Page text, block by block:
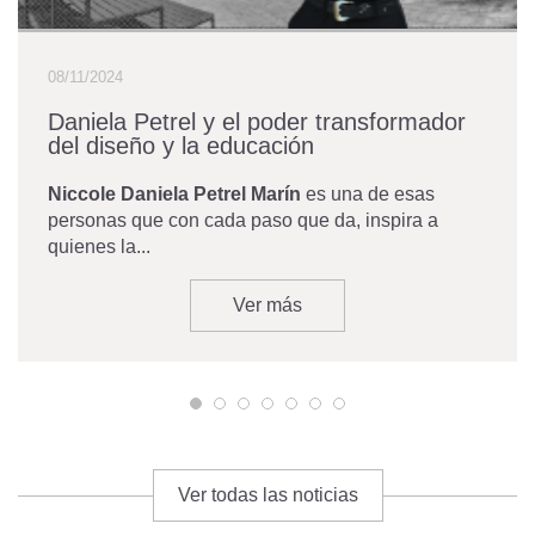
08/11/2024
Daniela Petrel y el poder transformador
del diseño y la educación
Niccole Daniela Petrel Marín es una de esas
personas que con cada paso que da, inspira a
quienes la...
Ver más
Ver todas las noticias